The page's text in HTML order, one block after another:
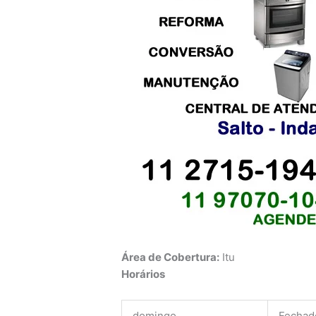
Área de Cobertura: Itu
Horários